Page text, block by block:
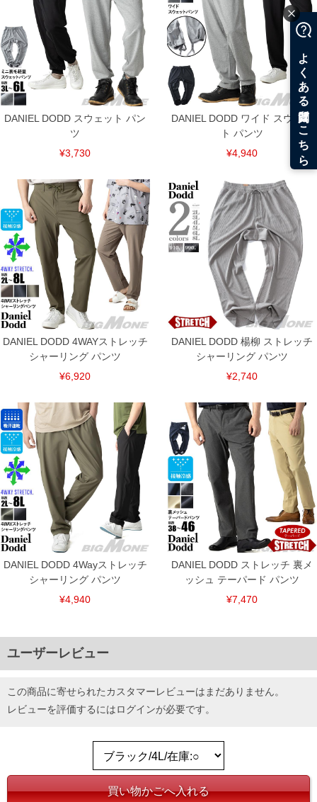
DANIEL DODD スウェット パン
ツ
¥3,730
DANIEL DODD ワイド スウェッ
ト パンツ
¥4,940
DANIEL DODD 4WAYストレッチ
シャーリング パンツ
¥6,920
DANIEL DODD 楊柳 ストレッチ
シャーリング パンツ
¥2,740
DANIEL DODD 4Wayストレッチ
シャーリング パンツ
¥4,940
DANIEL DODD ストレッチ 裏メ
ッシュ テーパード パンツ
¥7,470
ユーザーレビュー
この商品に寄せられたカスタマーレビューはまだありません。
レビューを評価するにはログインが必要です。